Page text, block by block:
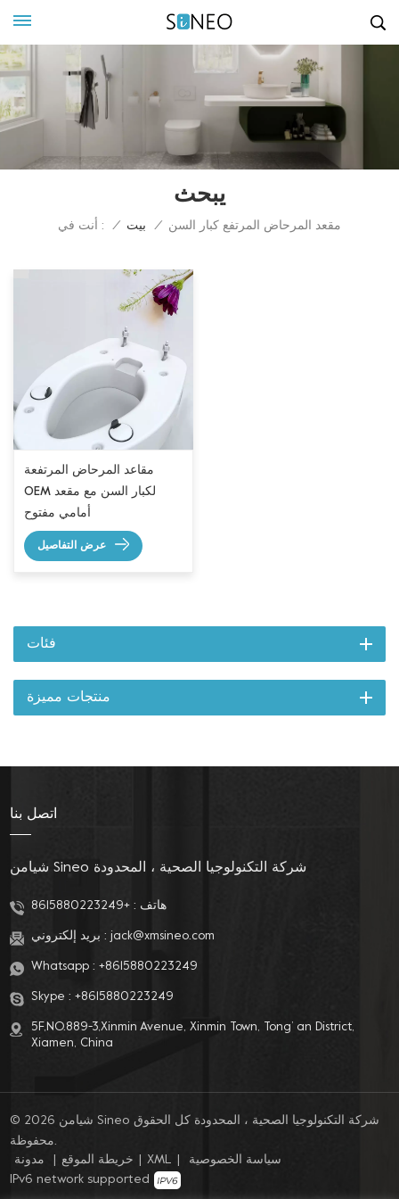
يبحث
أنت في : / بيت / مقعد المرحاض المرتفع كبار السن
مقاعد المرحاض المرتفعة
OEM لكبار السن مع مقعد
أمامي مفتوح
عرض التفاصيل
فئات
منتجات مميزة
اتصل بنا
شيامن Sineo شركة التكنولوجيا الصحية ، المحدودة
هاتف :+8615880223249
بريد إلكتروني : jack@xmsineo.com
Whatsapp : +8615880223249
Skype : +8615880223249
5F,NO.889-3,Xinmin Avenue, Xinmin Town, Tong’ an District,
Xiamen, China
© 2026 شيامن Sineo شركة التكنولوجيا الصحية ، المحدودة كل الحقوق
محفوظة.
مدونة
خريطة الموقع XML
سياسة الخصوصية
IPv6 network supported